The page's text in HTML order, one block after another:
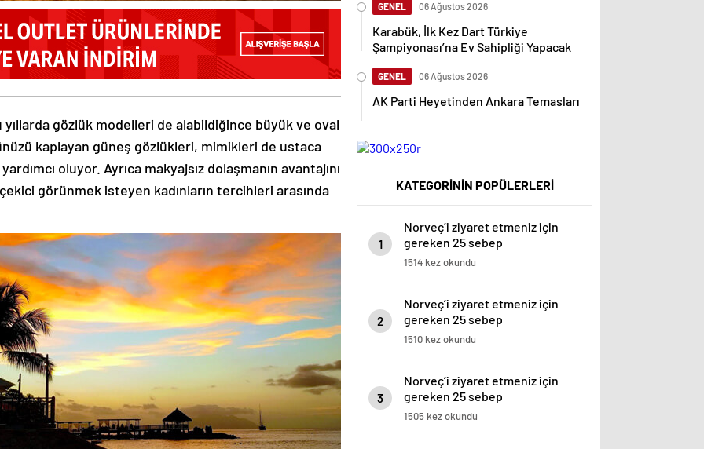
gözlük modelleri de alabildiğince büyük ve oval
kaplayan güneş gözlükleri, mimikleri de ustaca
oluyor. Ayrıca makyajsız dolaşmanın avantajını
görünmek isteyen kadınların tercihleri arasında
GENEL 06 Ağustos 2026
Karabük, İlk Kez Dart Türkiye
Şampiyonası’na Ev Sahipliği Yapacak
GENEL 06 Ağustos 2026
AK Parti Heyetinden Ankara Temasları
KATEGORİNİN POPÜLERLERİ
1
Norveç’i ziyaret etmeniz için
gereken 25 sebep
1514 kez okundu
2
Norveç’i ziyaret etmeniz için
gereken 25 sebep
1510 kez okundu
3
Norveç’i ziyaret etmeniz için
gereken 25 sebep
1505 kez okundu